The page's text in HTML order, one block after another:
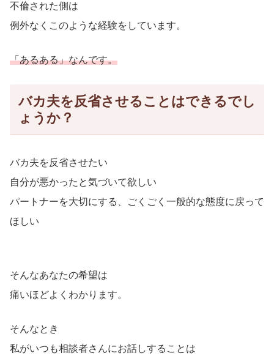
不倫された側は
例外なくこのような経験をしています。
「あるある」なんです。
バカ夫を反省させることはできるでし
ょうか？
バカ夫を反省させたい
自分が悪かったと気づいて欲しい
パートナーを大切にする、ごくごく一般的な態度に戻って
ほしい
そんなあなたの希望は
痛いほどよくわかります。
そんなとき
私がいつも相談者さんにお話しすることは